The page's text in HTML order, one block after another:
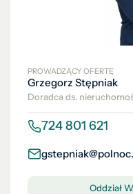
PROWADZĄCY OFERTĘ
Grzegorz Stępniak
Doradca ds.
724 801 621
Oddział